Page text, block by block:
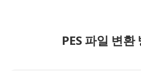
PES 파일 변환